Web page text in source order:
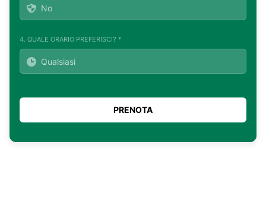
4. QUALE ORARIO PREFERISCI? *